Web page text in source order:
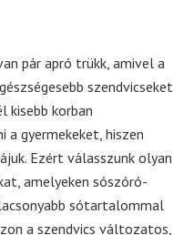
pár apró trükk, amivel a
szendvicseket
kisebb korban
a gyermekeket, hiszen
Ezért válasszunk olyan
amelyeken sószóró-
sótartalommal
a szendvics változatos,